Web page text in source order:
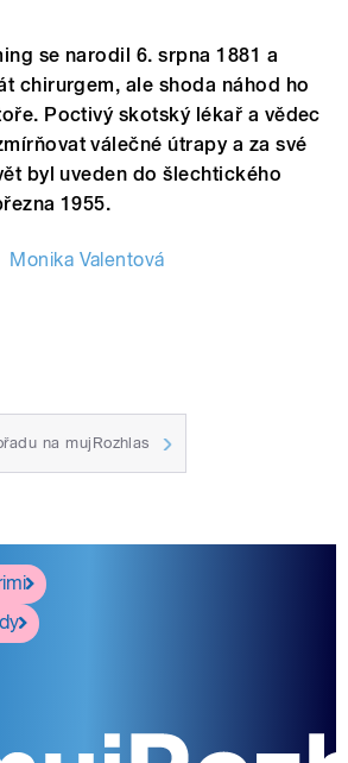
se narodil 6. srpna 1881 a
chirurgem, ale shoda náhod ho
Poctivý skotský lékař a vědec
válečné útrapy a za své
byl uveden do šlechtického
1955.
Monika Valentová
na mujRozhlas